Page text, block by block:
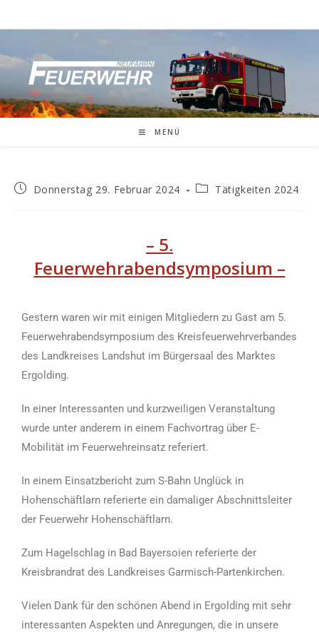
MENÜ
Donnerstag 29. Februar 2024 Tätigkeiten 2024
– 5.
Feuerwehrabendsymposium –
Gestern waren wir mit einigen Mitgliedern zu Gast am 5.
Feuerwehrabendsymposium des Kreisfeuerwehrverbandes
des Landkreises Landshut im Bürgersaal des Marktes
Ergolding.
In einer Interessanten und kurzweiligen Veranstaltung
wurde unter anderem in einem Fachvortrag über E-
Mobilität im Feuerwehreinsatz referiert.
In einem Einsatzbericht zum S-Bahn Unglück in
Hohenschäftlarn referierte ein damaliger Abschnittsleiter
der Feuerwehr Hohenschäftlarn.
Zum Hagelschlag in Bad Bayersoien referierte der
Kreisbrandrat des Landkreises Garmisch-Partenkirchen.
Vielen Dank für den schönen Abend in Ergolding mit sehr
interessanten Aspekten und Anregungen, die in unsere